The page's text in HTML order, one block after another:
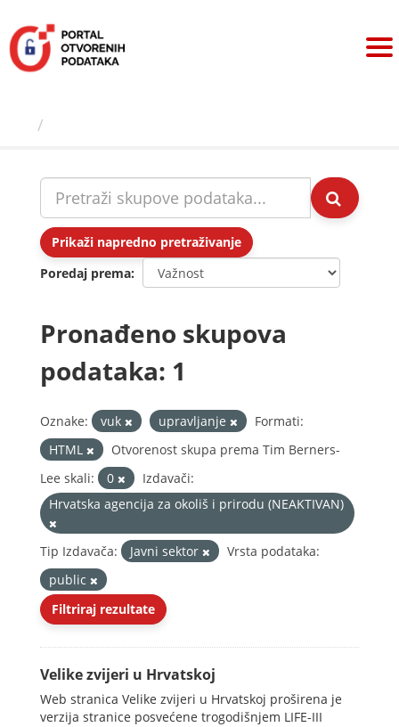
sadržaj
Prikaži napredno pretraživanje
Poredaj prema
Pronađeno skupova
podataka: 1
Oznake: vuk upravljanje
Formati:
HTML
Otvorenost skupa prema Tim Berners-
Lee skali:
0
Izdavači:
Hrvatska agencija za okoliš i prirodu (NEAKTIVAN)
Tip Izdavača: Javni sektor
Vrsta podataka:
public
Filtriraj rezultate
Velike zvijeri u Hrvatskoj
Web stranica Velike zvijeri u Hrvatskoj proširena je
verzija stranice posvećene trogodišnjem LIFE-III